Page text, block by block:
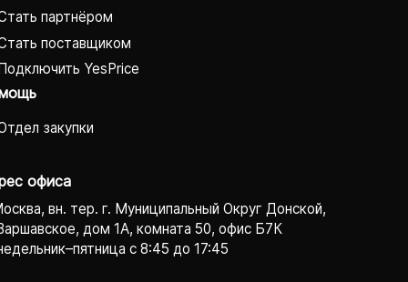
партнёром
поставщиком
YesPrice
закупки
офиса
вн. тер. г. Муниципальный Округ Донской,
дом 1А, комната 50, офис Б7К
с 8:45 до 17:45